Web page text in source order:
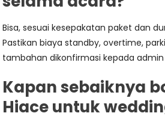
Bisa, sesuai kesepakatan paket dan
Pastikan biaya standby, overtime,
tambahan dikonfirmasi kepada
Kapan sebaiknya
Hiace untuk